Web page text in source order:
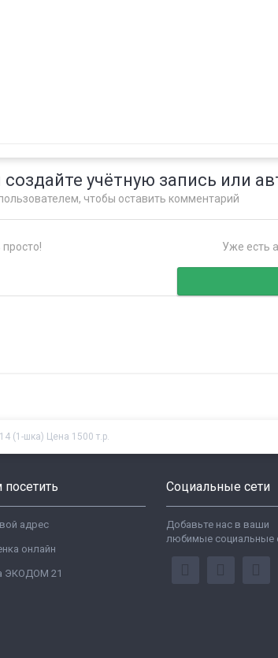
учётную запись или
чтобы оставить комментарий
Уже есть
(1-шка) Цена 1500 т.р.
адрес
онлайн
ЭКОДОМ 21
Социальные сети
Добавьте нас в ваши
любимые социальные